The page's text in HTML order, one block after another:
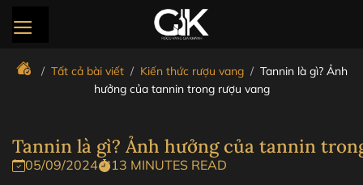
qua
dung
/ Tất cả bài viết / Kiến thức rượu vang / Tannin là gì? Ảnh
hưởng của tannin trong rượu vang
Tannin là gì? Ảnh hưởng của tannin
05/09/2024 13 MINUTES READ